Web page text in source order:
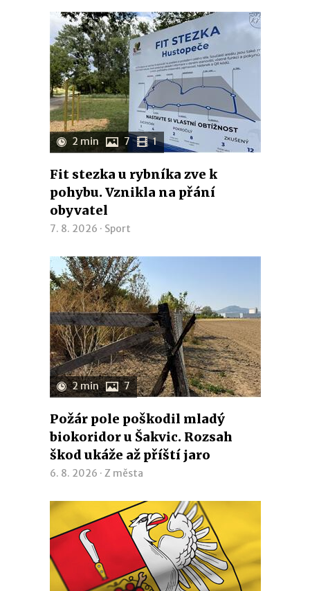
2 min 7 1
Fit stezka u rybníka zve k
pohybu. Vznikla na přání
obyvatel
7. 8. 2026 · Sport
2 min 7
Požár pole poškodil mladý
biokoridor u Šakvic. Rozsah
škod ukáže až příští jaro
6. 8. 2026 · Z města